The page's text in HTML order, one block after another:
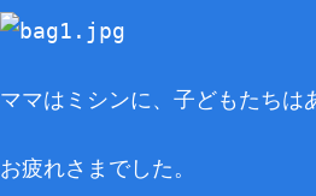
ママはミシンに、子どもたちは
お疲れさまでした。